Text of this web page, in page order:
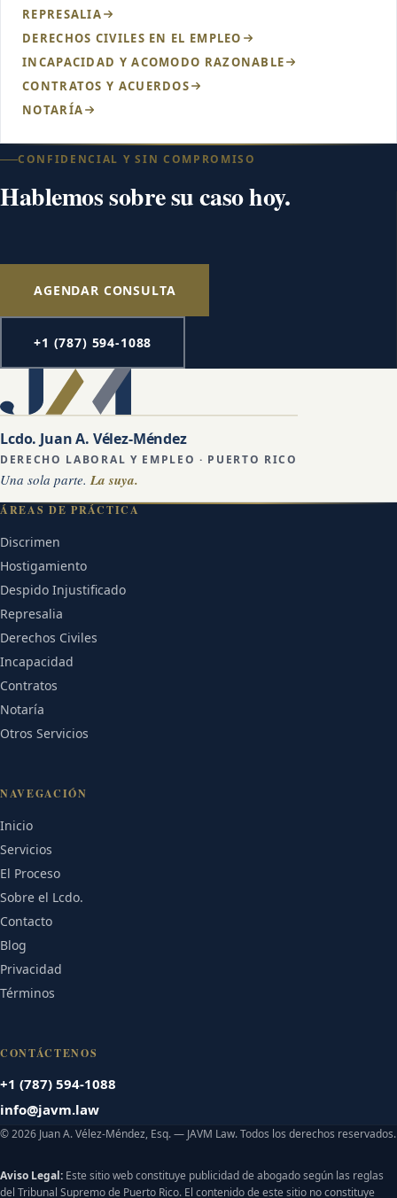
REPRESALIA
DERECHOS CIVILES EN EL EMPLEO
INCAPACIDAD Y ACOMODO RAZONABLE
CONTRATOS Y ACUERDOS
NOTARÍA
CONFIDENCIAL Y SIN COMPROMISO
Hablemos sobre su caso hoy.
AGENDAR CONSULTA
+1 (787) 594-1088
Lcdo. Juan A. Vélez-Méndez
DERECHO LABORAL Y EMPLEO · PUERTO RICO
Una sola parte. La suya.
ÁREAS DE PRÁCTICA
Discrimen
Hostigamiento
Despido Injustificado
Represalia
Derechos Civiles
Incapacidad
Contratos
Notaría
Otros Servicios
NAVEGACIÓN
Inicio
Servicios
El Proceso
Sobre el Lcdo.
Contacto
Blog
Privacidad
Términos
CONTÁCTENOS
+1 (787) 594-1088
info@javm.law
© 2026 Juan A. Vélez-Méndez, Esq. — JAVM Law. Todos los derechos reservados.
Aviso Legal: Este sitio web constituye publicidad de abogado según las reglas
del Tribunal Supremo de Puerto Rico. El contenido de este sitio no constituye